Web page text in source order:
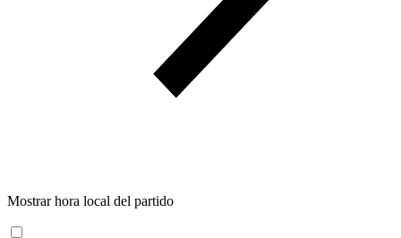
Mostrar hora local del partido